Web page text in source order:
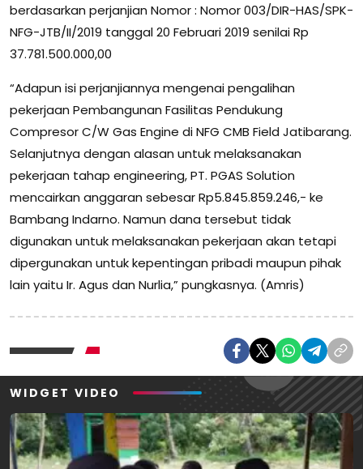
berdasarkan perjanjian Nomor : Nomor 003/DIR-HAS/SPK-
NFG-JTB/II/2019 tanggal 20 Februari 2019 senilai Rp
37.781.500.000,00
“Adapun isi perjanjiannya mengenai pengalihan
pekerjaan Pembangunan Fasilitas Pendukung
Compresor C/W Gas Engine di NFG CMB Field Jatibarang.
Selanjutnya dengan alasan untuk melaksanakan
pekerjaan tahap engineering, PT. PGAS Solution
mencairkan anggaran sebesar Rp5.845.859.246,- ke
Bambang Indarno. Namun dana tersebut tidak
digunakan untuk melaksanakan pekerjaan akan tetapi
dipergunakan untuk kepentingan pribadi maupun pihak
lain yaitu Ir. Agus dan Nurlia,” pungkasnya. (Amris)
WIDGET VIDEO